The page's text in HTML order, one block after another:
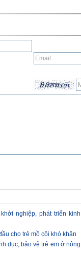
nghiệp, phát triển kinh
cho trẻ mồ côi khó khăn
dục, bảo vệ trẻ em ở nông